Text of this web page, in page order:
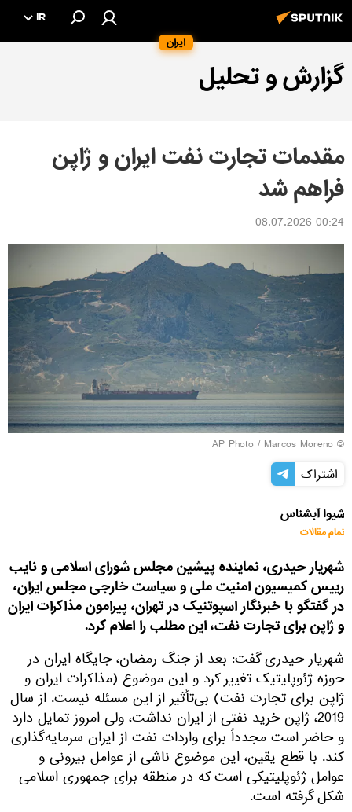
ایران
IR
گزارش و تحلیل
مقدمات تجارت نفت ایران و ژاپن
فراهم شد
00:24 08.07.2026
© AP Photo / Marcos Moreno
اشتراک
شیوا آبشناس
تمام مقالات
شهریار حیدری، نماینده پیشین مجلس شورای اسلامی و نایب
رییس کمیسیون امنیت ملی و سیاست خارجی مجلس ایران،
در گفتگو با خبرنگار اسپوتنیک در تهران، پیرامون مذاکرات ایران
و ژاپن برای تجارت نفت، این مطلب را اعلام کرد.
شهریار حیدری گفت: بعد از جنگ رمضان، جایگاه ایران در
حوزه ژئوپلیتیک تغییر کرد و این موضوع (مذاکرات ایران و
ژاپن برای تجارت نفت) بی‌تأثیر از این مسئله نیست. از سال
2019، ژاپن خرید نفتی از ایران نداشت، ولی امروز تمایل دارد
و حاضر است مجدداً برای واردات نفت از ایران سرمایه‌گذاری
کند. با قطع یقین، این موضوع ناشی از عوامل بیرونی و
عوامل ژئوپلیتیکی است که در منطقه برای جمهوری اسلامی
شکل گرفته است.